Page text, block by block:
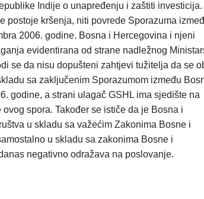
Indije o unapređenju i zaštiti investicija.
postoje kršenja, niti povrede Sporazuma
2006. godine. Bosna i Hercegovina i njeni
evidentirana od strane nadležnog
se da nisu dopušteni zahtjevi tužitelja da se
sa zaključenim Sporazumom između
godine, a strani ulagač GSHL ima sjedište na
spora. Također se ističe da je Bosna i
u skladu sa važećim Zakonima Bosne i
u skladu sa zakonima Bosne i
negativno odražava na poslovanje.